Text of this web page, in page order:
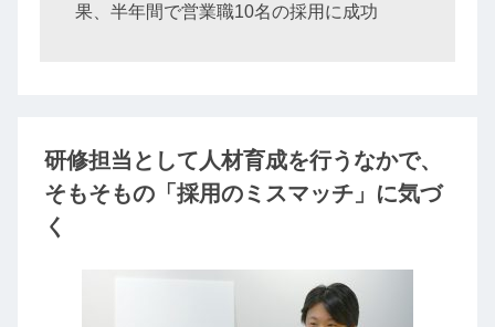
果、半年間で営業職10名の採用に成功
研修担当として人材育成を行うなかで、
そもそもの「採用のミスマッチ」に気づ
く